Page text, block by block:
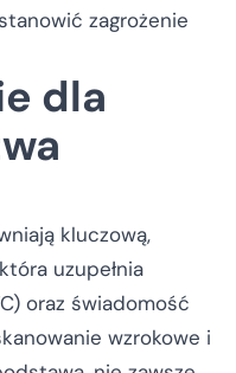
zagrożenie
dla
kluczową,
uzupełnia
oraz świadomość
wzrokowe i